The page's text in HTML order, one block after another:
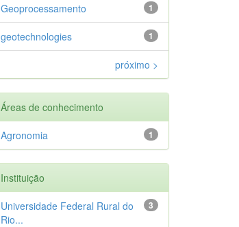
1
Geoprocessamento
1
geotechnologies
próximo >
Áreas de conhecimento
1
Agronomia
Instituição
3
Universidade Federal Rural do
Rio...